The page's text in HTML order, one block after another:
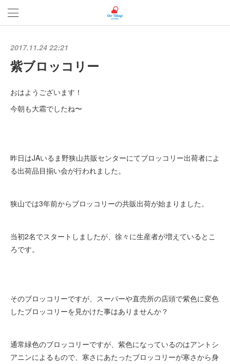
2017.11.24 22:21
紫ブロッコリー
おはようございます！
今朝も大霜でしたね〜
昨日はJAいるま野狭山共販センターにてブロッコリー出荷者によ
る出荷品目揃い会が行われました。
狭山では3年前からブロッコリーの共販出荷が始まりました。
当初2名でスタートしましたが、徐々に生産者が増えているとこ
ろです。
そのブロッコリーですが、スーパーや直売所の店頭で紫色に変色
したブロッコリーを見かけた事はありませんか？
通常緑色のブロッコリーですが、紫色になっているのはアントシ
アニンによるもので、寒さにあたったブロッコリーが寒さから身